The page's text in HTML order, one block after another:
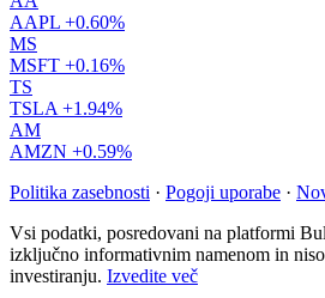
AAPL +0.60%
MS
MSFT +0.16%
TS
TSLA +1.94%
AM
AMZN +0.59%
Politika zasebnosti · Pogoji uporabe ·
Vsi podatki, posredovani na platformi
izključno informativnim namenom in
investiranju. Izvedite več